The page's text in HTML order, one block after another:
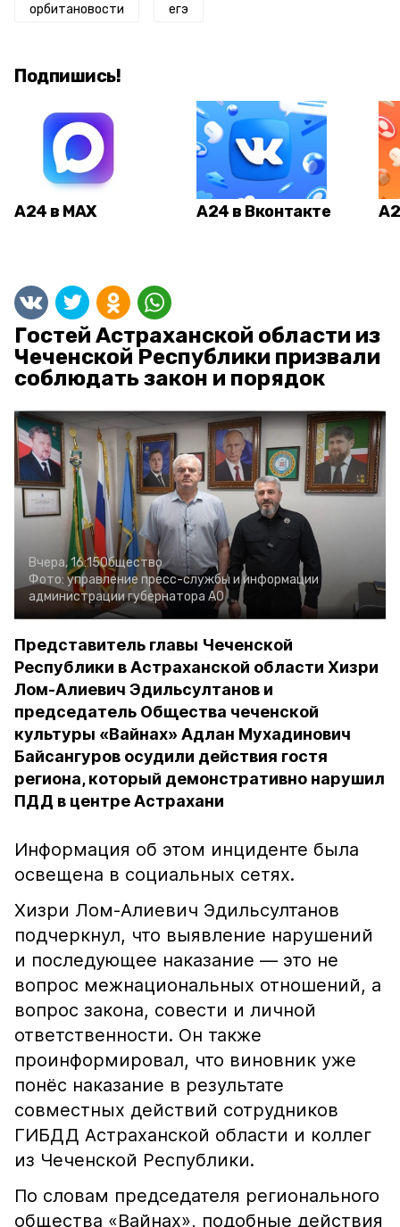
орбитановости егэ
Подпишись!
А24 в MAX А24 в Вконтакте
Гостей Астраханской области из
Чеченской Республики призвали
соблюдать закон и порядок
Вчера, 16:15Общество
Фото: управление пресс-службы и информации
администрации губернатора АО
Представитель главы Чеченской
Республики в Астраханской области Хизри
Лом-Алиевич Эдильсултанов и
председатель Общества чеченской
культуры «Вайнах» Адлан Мухадинович
Байсангуров осудили действия гостя
региона, который демонстративно нарушил
ПДД в центре Астрахани
Информация об этом инциденте была
освещена в социальных сетях.
Хизри Лом-Алиевич Эдильсултанов
подчеркнул, что выявление нарушений
и последующее наказание — это не
вопрос межнациональных отношений, а
вопрос закона, совести и личной
ответственности. Он также
проинформировал, что виновник уже
понёс наказание в результате
совместных действий сотрудников
ГИБДД Астраханской области и коллег
из Чеченской Республики.
По словам председателя регионального
общества «Вайнах», подобные действия